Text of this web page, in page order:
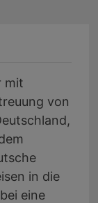
mit
von
in die
eine